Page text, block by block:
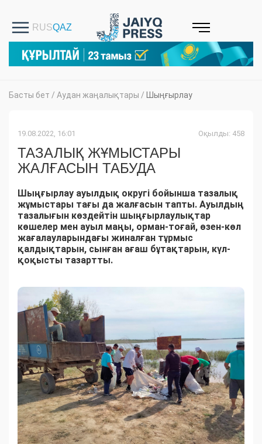
Басты бет / Аудан жаңалықтары / Шыңғырлау
19.08.2022, 16:01 Оқылды: 458
ТАЗАЛЫҚ ЖҰМЫСТАРЫ
ЖАЛҒАСЫН ТАБУДА
Шыңғырлау ауылдық округі бойынша тазалық
жұмыстары тағы да жалғасын тапты. Ауылдың
тазалығын көздейтін шыңғырлаулықтар
көшелер мен ауыл маңы, орман-тоғай, өзен-көл
жағалауларындағы жиналған тұрмыс
қалдықтарын, сынған ағаш бұтақтарын, күл-
қоқысты тазартты.